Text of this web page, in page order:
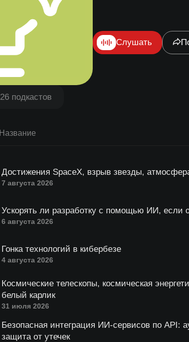
Слушать
26 подкастов
Название
Достижения SpaceX, взрыв звезды,
7 августа 2026
Ускорять ли разработку с помощью ИИ, если
6 августа 2026
Гонка технологий в кибербезе
4 августа 2026
Космические телескопы, космическая
белый карлик
31 июля 2026
Безопасная интеграция ИИ-сервисов по API:
защита от утечек